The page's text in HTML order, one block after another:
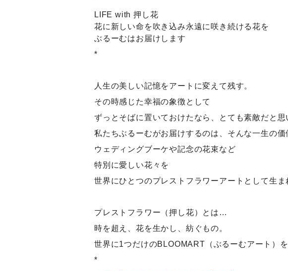
LIFE with 押し花
花に新しい命を吹き込み永遠に咲き続ける花を
ぶるーむはお届けします
*
人生の美しい記憶をアートに変えて残す。
その時感じた幸福の象徴として
ずっとそばに置いておけたなら、とても素敵だと思
私たちぶるーむがお届けするのは、そんな一生の価
ウェディングブーケや記念の花束など
特別に愛しい花々を
世界にひとつのプレストフラワーアートとして生ま
プレストフラワー（押し花）とは…
時を超え、花を生かし、紡ぐもの。
世界に1つだけのBLOOMART（ぶるーむアート）を
*